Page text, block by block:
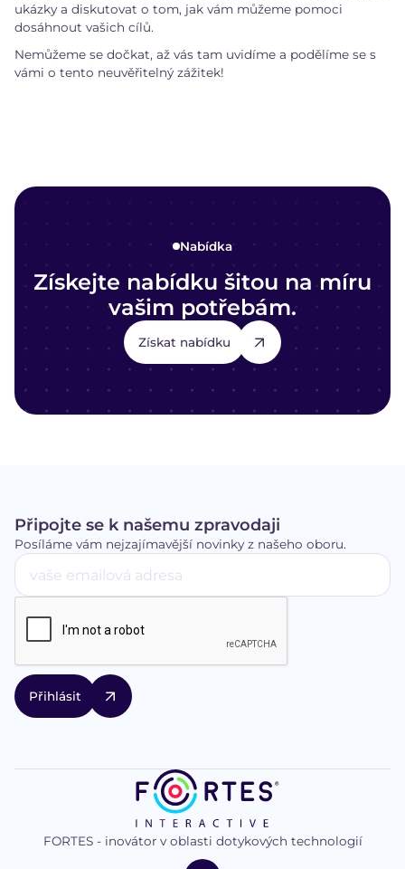
ukázky a diskutovat o tom, jak vám můžeme pomoci
dosáhnout vašich cílů.
Nemůžeme se dočkat, až vás tam uvidíme a podělíme se s
vámi o tento neuvěřitelný zážitek!
Nabídka
Získejte nabídku šitou na míru
vašim potřebám.
Získat nabídku
Připojte se k našemu zpravodaji
Posíláme vám nejzajímavější novinky z našeho oboru.
logo
FORTES - inovátor v oblasti dotykových technologií